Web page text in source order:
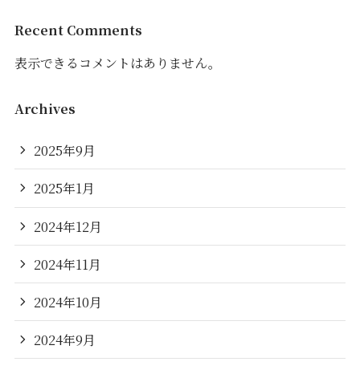
Recent Comments
表示できるコメントはありません。
Archives
2025年9月
2025年1月
2024年12月
2024年11月
2024年10月
2024年9月